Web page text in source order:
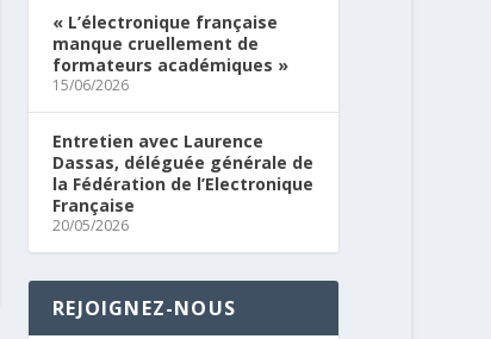
« L’électronique française
manque cruellement de
formateurs académiques »
15/06/2026
Entretien avec Laurence
Dassas, déléguée générale de
la Fédération de l’Electronique
Française
20/05/2026
REJOIGNEZ-NOUS